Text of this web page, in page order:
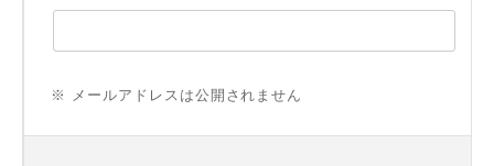
※ メールアドレスは公開されません